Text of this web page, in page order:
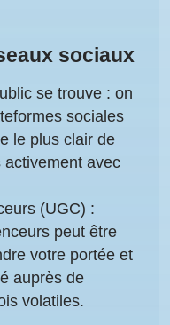
sociaux
se trouve : on
sociales
le plus clair de
avec
(UGC) :
peut être
votre portée et
auprès de
volatiles.